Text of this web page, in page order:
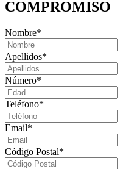
COMPROMISO
Nombre*
Apellidos*
Número*
Teléfono*
Email*
Código Postal*